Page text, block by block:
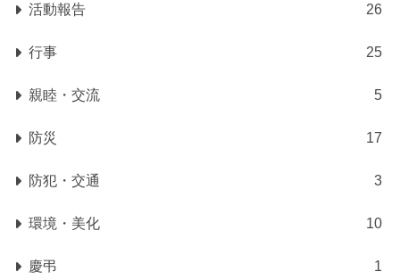
活動報告 26
行事 25
親睦・交流 5
防災 17
防犯・交通 3
環境・美化 10
慶弔 1